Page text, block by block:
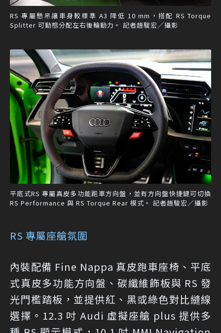
RS 專屬懸吊讓車身較標準 A3 降低 10 mm，搭配 RS Torque
Splitter 可動態分配左右後輪動力。 記者趙駿宏／攝影
平底式RS 專屬真皮多功能跑車方向盤，並有方向盤快捷鍵可切換
RS Performance 與 RS Torque Rear 模式。 記者趙駿宏／攝影
RS 專屬座艙氛圍
內裝配備 Fine Nappa 真皮跑車座椅、平底
式真皮多功能方向盤、碳纖維飾板與 RS 發
光門檻踏板，並提供紅、黑或綠色對比縫線
選擇。12.3 吋 Audi 虛擬座艙 plus 提供多